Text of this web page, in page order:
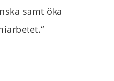
samt öka
“